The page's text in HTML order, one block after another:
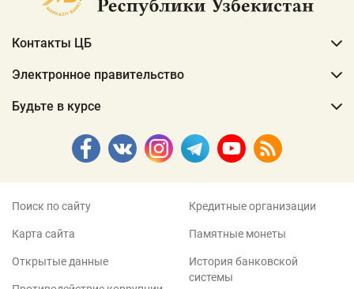
Контакты ЦБ
Электронное правительство
Будьте в курсе
Поиск по сайту
Карта сайта
Открытые данные
Кредитные организации
Памятные монеты
История банковской
системы